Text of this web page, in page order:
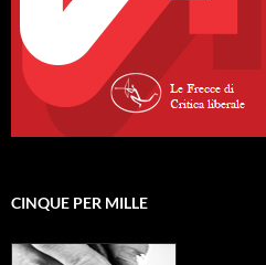
CINQUE PER MILLE